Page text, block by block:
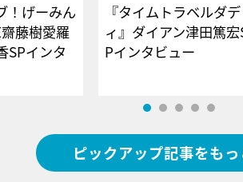
！げーみん
藤樹愛羅
SPインタ
『タイムトラベルダデ
ィ』ダイアン津田篤宏
Pインタビュー
ピックアップ記事をもっ